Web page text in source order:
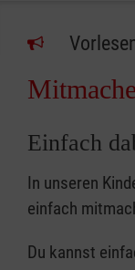
Einfach
In unseren
einfach
Du kannst